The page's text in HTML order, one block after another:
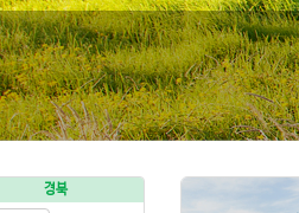
경북